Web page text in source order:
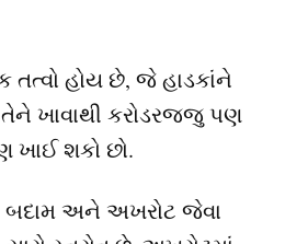
તત્વો હોય છે, જે હાડકાંને
ખાવાથી કરોડરજ્જુ પણ
શકો છો.
અને અખરોટ જેવા